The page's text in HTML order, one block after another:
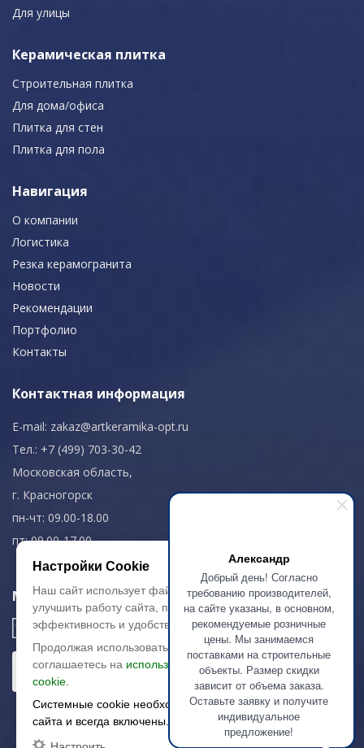
Александр
Добрый день! Согласно
требованию производителей,
на сайте указаны, в основном,
рекомендуемые розничные
цены. Мы занимаемся
поставками на строительные
объекты. Размер скидки
зависит от объема заказа.
Оставьте заявку и получите
индивидуальное
предложение!
Для улицы
Керамическая плитка
Строительная плитка
Для дома/офиса
Плитка для стен
Плитка для пола
Навигация
О компании
Логистика
Резка керамогранита
Новости
Рекомендации
Портфолио
Контакты
Контактная информация
E-mail: zakaz@artkeramika-opt.ru
Тел.: +7 (499) 703-30-42
Московская область,
г. Красногорск
пн-чт: 09.00-18.00
пт: 09.00-17.00
Мы в соц. сетях
Настройки Cookie
Наш сайт использует файлы cookie, чтобы
улучшить работу сайта, повысить его
эффективность и удобство.
Продолжая использовать сайт, вы
соглашаетесь на использование файлов
cookie.
Системные cookie необходимы для работы
сайта и всегда включены.